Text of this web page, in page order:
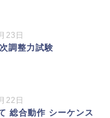
23日
調整力試験
22日
総合動作 シーケンス